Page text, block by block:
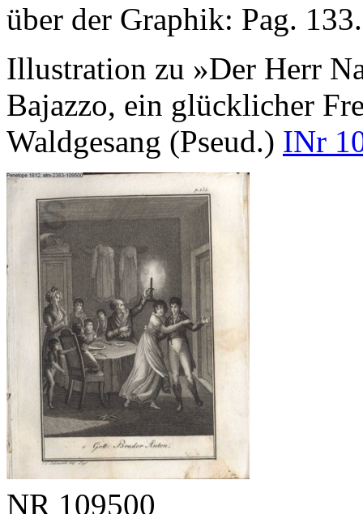
über der Graphik: Pag. 133.
Illustration zu »Der Herr
Bajazzo, ein glücklicher
Waldgesang (Pseud.) INr
NR 109500